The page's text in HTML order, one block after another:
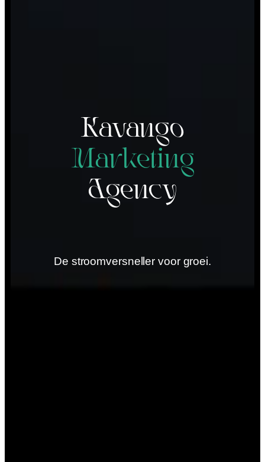
Kavango
Marketing
Agency
De stroomversneller voor groei.